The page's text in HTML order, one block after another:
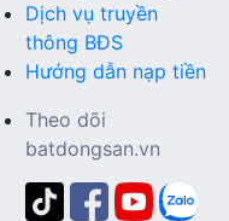
Dịch vụ truyền
thông BĐS
Hướng dẫn nạp tiền
Theo dõi
batdongsan.vn